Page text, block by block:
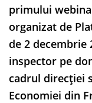
primului
organizat de
de 2 decembrie
inspector pe
cadrul direcției
Economiei din